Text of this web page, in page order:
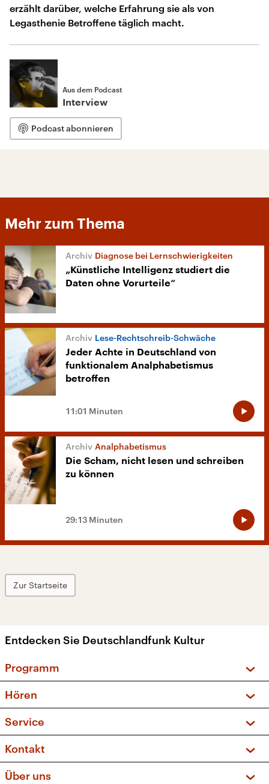
erzählt darüber, welche Erfahrung sie als von
Legasthenie Betroffene täglich macht.
Aus dem Podcast
Interview
Podcast abonnieren
Mehr zum Thema
Diagnose bei Lernschwierigkeiten
„Künstliche Intelligenz studiert die
Daten ohne Vorurteile“
Lese-Rechtschreib-Schwäche
Jeder Achte in Deutschland von
funktionalem Analphabetismus
betroffen
11:01 Minuten
Analphabetismus
Die Scham, nicht lesen und schreiben
zu können
29:13 Minuten
Zur Startseite
Entdecken Sie Deutschlandfunk Kultur
Programm
Sendungen und Podcasts
Musikliste
Kakadu – Das Kinderprogramm
Hören
Frequenzen (UKW + DAB+)
Service
FAQ
Apps
Kontakt
Über uns